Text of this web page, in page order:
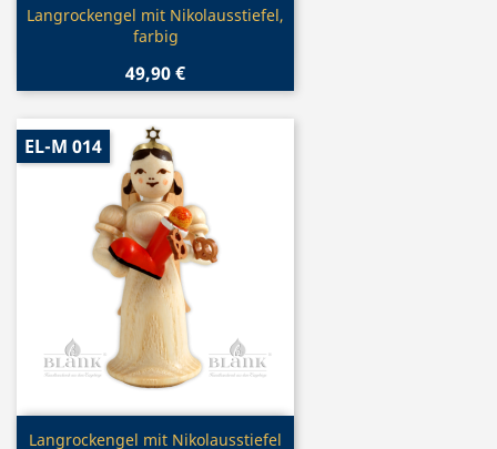
Vorschau
Langrockengel mit Nikolausstiefel,
farbig
49,90 €
Vorschau
Langrockengel mit Nikolausstiefel
EL-M 014